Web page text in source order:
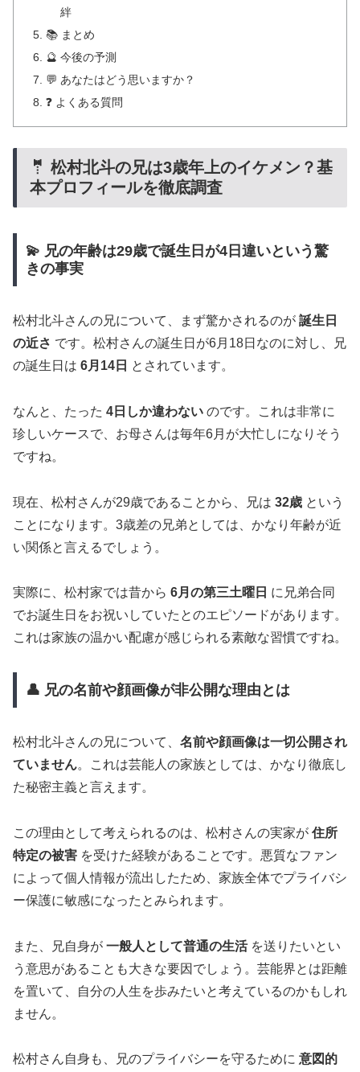
絆
📚 まとめ
🔮 今後の予測
💬 あなたはどう思いますか？
❓ よくある質問
🤵 松村北斗の兄は3歳年上のイケメン？基
本プロフィールを徹底調査
💫 兄の年齢は29歳で誕生日が4日違いという驚
きの事実
松村北斗さんの兄について、まず驚かされるのが 誕生日
の近さ です。松村さんの誕生日が6月18日なのに対し、兄
の誕生日は 6月14日 とされています。
なんと、たった 4日しか違わない のです。これは非常に
珍しいケースで、お母さんは毎年6月が大忙しになりそう
ですね。
現在、松村さんが29歳であることから、兄は 32歳 という
ことになります。3歳差の兄弟としては、かなり年齢が近
い関係と言えるでしょう。
実際に、松村家では昔から 6月の第三土曜日 に兄弟合同
でお誕生日をお祝いしていたとのエピソードがあります。
これは家族の温かい配慮が感じられる素敵な習慣ですね。
👤 兄の名前や顔画像が非公開な理由とは
松村北斗さんの兄について、 名前や顔画像は一切公開され
ていません。これは芸能人の家族としては、かなり徹底し
た秘密主義と言えます。
この理由として考えられるのは、松村さんの実家が 住所
特定の被害 を受けた経験があることです。悪質なファン
によって個人情報が流出したため、家族全体でプライバシ
ー保護に敏感になったとみられます。
また、兄自身が 一般人として普通の生活を送りたいとい
う意思があることも大きな要因でしょう。芸能界とは距離
を置いて、自分の人生を歩みたいと考えているのかもしれ
ません。
松村さん自身も、兄のプライバシーを守るために 意図的